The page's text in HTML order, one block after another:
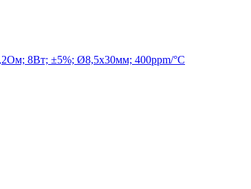
8Вт; ±5%; Ø8,5x30мм; 400ppm/°C